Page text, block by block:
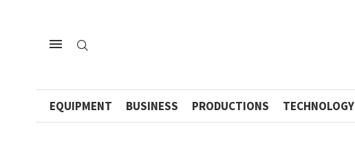
EQUIPMENT BUSINESS PRODUCTIONS TECHNOLOGY